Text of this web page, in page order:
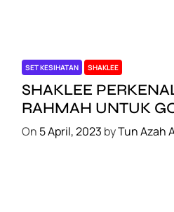
SET KESIHATAN SHAKLEE
SHAKLEE
RAHMAH UNTUK
On 5 April, 2023 byTun Azah